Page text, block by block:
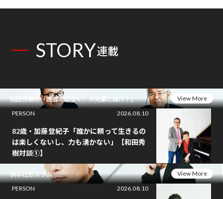
STORY連載
和田秀樹の「医者ではなく、大先輩に聞け！」
View More
PERSON
2026.08.10
82歳・加藤登紀子「誰かに頼って生きるの
は楽しくないし、力も湧かない」【和田秀
樹対談①】
桝本壮志コラム
View More
PERSON
2026.08.10